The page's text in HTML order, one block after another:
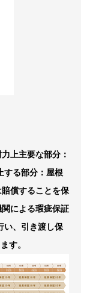
力上主要な部分：
する部分：屋根
償することを保
による瑕疵保証
、 引き渡し保
す。